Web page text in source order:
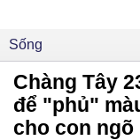
Sống
Chàng Tây
để "phủ"
cho con ngõ